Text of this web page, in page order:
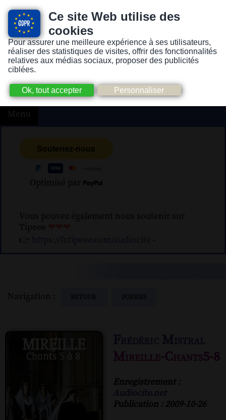
Ce site Web utilise des
cookies
Pour assurer une meilleure expérience à ses utilisateurs,
réaliser des statistiques de visites, offrir des fonctionnalités
relatives aux médias sociaux, proposer des publicités
ciblées.
Version pour personnes mal-voyantes ou non-voyantes
Menu
Optimisé par
Vous pouvez également nous soutenir sur
Tipeee
👉
-
Navigation :
Mireille-Chants5-8
Enregistrement :
Publication : 2009-10-26